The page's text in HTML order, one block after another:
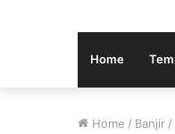
Home
Home / Banjir /